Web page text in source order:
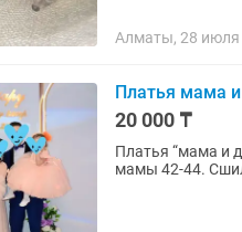
Алматы, 28 июля
Платья мама
20 000 ₸
Платья “мама и